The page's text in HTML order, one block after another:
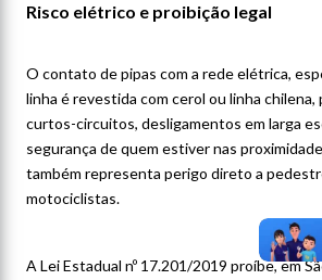
Risco elétrico e proibição legal
O contato de pipas com a rede elétrica,
linha é revestida com cerol ou linha chilena,
curtos-circuitos, desligamentos em larga
segurança de quem estiver nas
também representa perigo direto a
motociclistas.
A Lei Estadual nº 17.201/2019 proíbe, em